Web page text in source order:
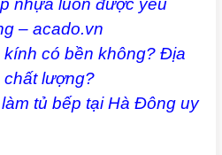
nhựa luôn được yêu
– acado.vn
có bền không? Địa
chất lượng?
tủ bếp tại Hà Đông uy